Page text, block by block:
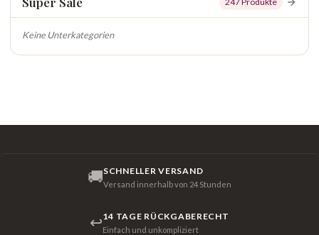
Keine Unterkategorien
🚚SCHNELLER VERSAND
Versand innerhalb von 24 Stunden
↩14 TAGE RÜCKGABERECHT
Einfach und unkompliziert